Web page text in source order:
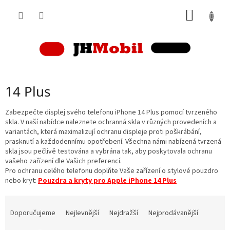
14 Plus
Zabezpečte displej svého telefonu iPhone 14 Plus pomocí tvrzeného
skla. V naší nabídce naleznete ochranná skla v různých provedeních a
variantách, která maximalizují ochranu displeje proti poškrábání,
prasknutí a každodennímu opotřebení. Všechna námi nabízená tvrzená
skla jsou pečlivě testována a vybrána tak, aby poskytovala ochranu
vašeho zařízení dle Vašich preferencí.
Pro ochranu celého telefonu doplňte Vaše zařízení o stylové pouzdro
nebo kryt: Pouzdra a kryty pro Apple iPhone 14 Plus
Doporučujeme Nejlevnější Nejdražší
Nejprodávanější